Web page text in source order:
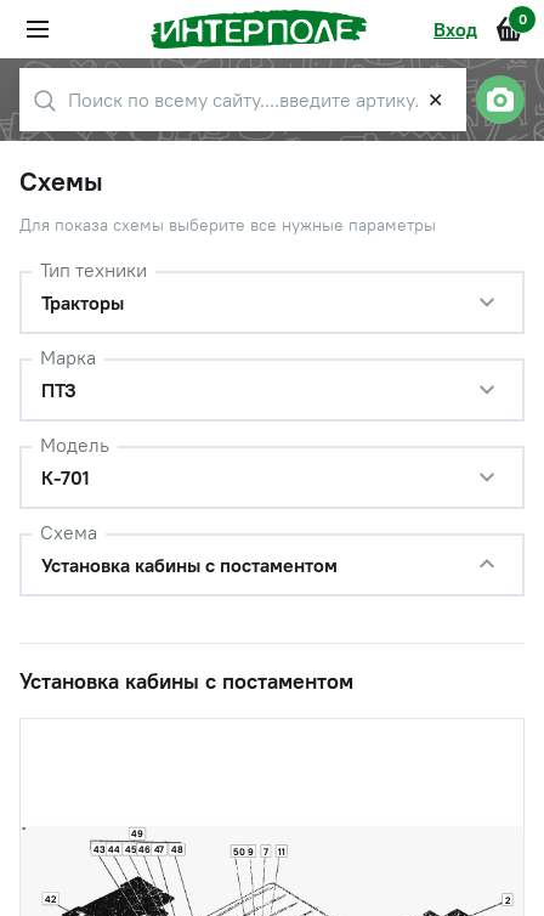
Вход 0
✕
Схемы
Для показа схемы выберите все нужные параметры
Тип техники
Тракторы
Марка
ПТЗ
Модель
К-701
Схема
Установка кабины с постаментом
Установка кабины с постаментом
2
7
9 11
42
43 44 45 46 47 48
49
50